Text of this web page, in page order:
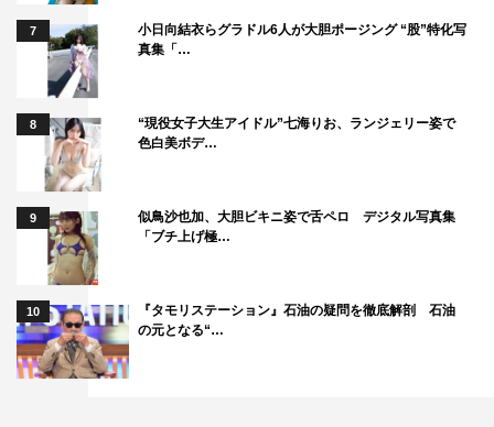
『Endless SHOCK』制作発表会見
2018・2019年以来、5年ぶりにライバル役を務める中山は
「またこの『SHOCK』に参加させていただけること、大
7
小日向結衣らグラドル6人が大胆ポージング “股”特化写
真集「…
8
“現役女子大生アイドル”七海りお、ランジェリー姿で
色白美ボデ…
9
似鳥沙也加、大胆ビキニ姿で舌ペロ デジタル写真集
「ブチ上げ極…
10
『タモリステーション』石油の疑問を徹底解剖 石油
の元となる“…